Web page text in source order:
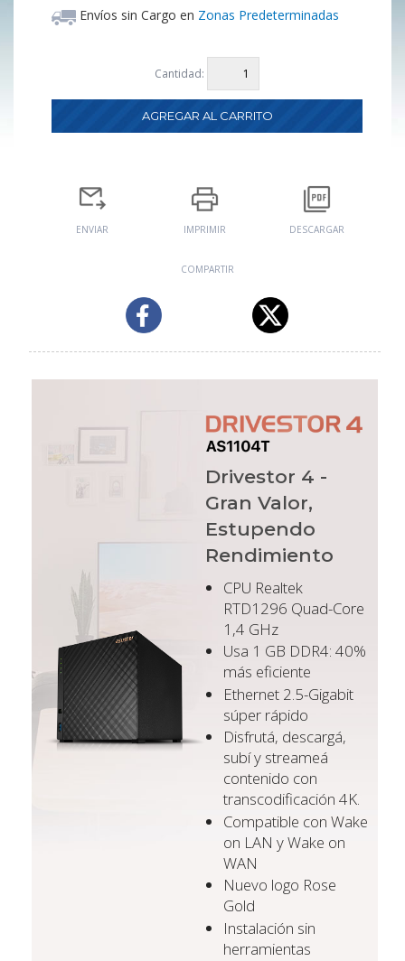
Envíos sin Cargo en Zonas Predeterminadas
Cantidad:
ENVIAR IMPRIMIR DESCARGAR
COMPARTIR
Drivestor 4 -
Gran Valor,
Estupendo
Rendimiento
CPU Realtek
RTD1296 Quad-Core
1,4 GHz
Usa 1 GB DDR4: 40%
más eficiente
Ethernet 2.5-Gigabit
súper rápido
Disfrutá, descargá,
subí y streameá
contenido con
transcodificación 4K.
Compatible con Wake
on LAN y Wake on
WAN
Nuevo logo Rose
Gold
Instalación sin
herramientas